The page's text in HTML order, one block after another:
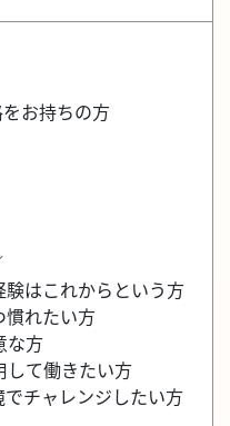
お持ちの方
はこれからという方
れたい方
な方
て働きたい方
チャレンジしたい方